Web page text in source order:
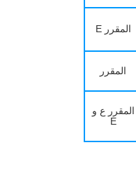
المقرر E
المقرر
المقرر ع و
E